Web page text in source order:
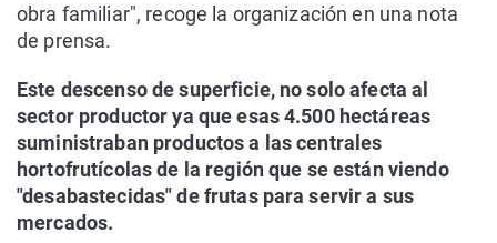
obra familiar", recoge la organización en una nota
de prensa.
Este descenso de superficie, no solo afecta al
sector productor ya que esas 4.500 hectáreas
suministraban productos a las centrales
hortofrutícolas de la región que se están viendo
"desabastecidas" de frutas para servir a sus
mercados.